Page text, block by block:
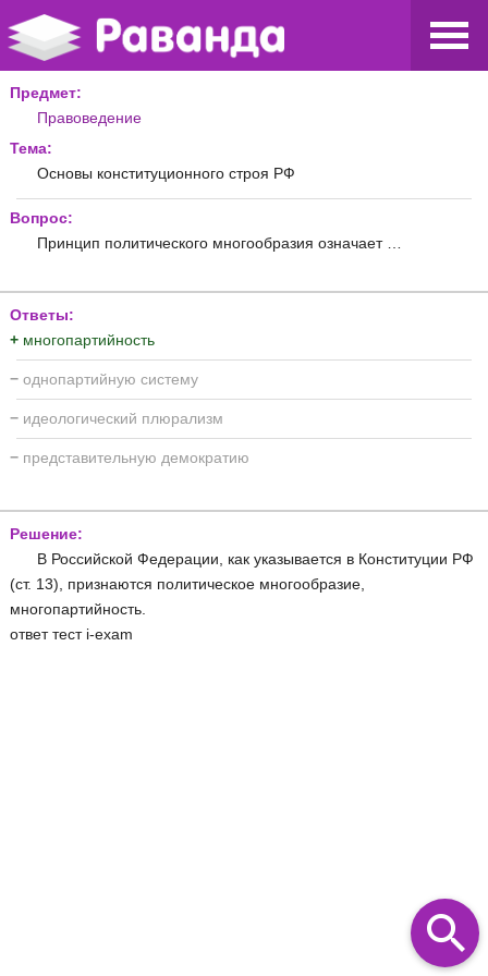
Предмет:
Правоведение
Тема:
Основы конституционного строя РФ
Вопрос:
Принцип политического многообразия означает …
Ответы:
+ многопартийность
− однопартийную систему
− идеологический плюрализм
− представительную демократию
Решение:
В Российской Федерации, как указывается в Конституции РФ
(ст. 13), признаются политическое многообразие,
многопартийность.
ответ тест i-exam